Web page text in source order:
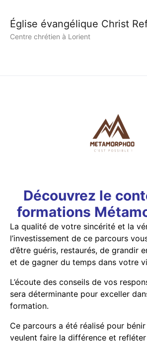
Église évangélique Christ
Centre chrétien à Lorient
Découvrez le
formations
La qualité de votre sincérité et la
l’investissement de ce parcours
d’être guéris, restaurés, de grandir
et de gagner du temps dans votre
L’écoute des conseils de vos
sera déterminante pour exceller
formation.
Ce parcours a été réalisé pour
veulent faire la différence et